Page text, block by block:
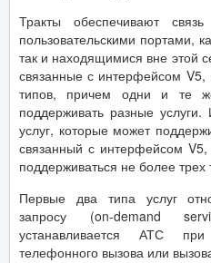
Тракты обеспечивают
пользовательскими портами,
так и находящимися вне этой
связанные с интерфейсом V5,
типов, причем одни и те
поддерживать разные
услуг, которые может
связанный с интерфейсом
поддерживаться не более трех
Первые два типа услуг
запросу (on-demand
устанавливается АТС
телефонного вызова или